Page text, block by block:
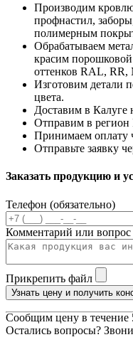
Производим
профнастил,
полимерным
Обрабатываем
красим
оттенков RAL, RR,
Изготовим детали
цвета.
Доставим в Калуге
Отправим в
Принимаем оплату
Отправьте заявку
Заказать продукцию и
Телефон (обязательно)
Комментарий или вопрос
Прикрепить файл
Узнать цену и получить
Сообщим цену в течение
Остались вопросы?